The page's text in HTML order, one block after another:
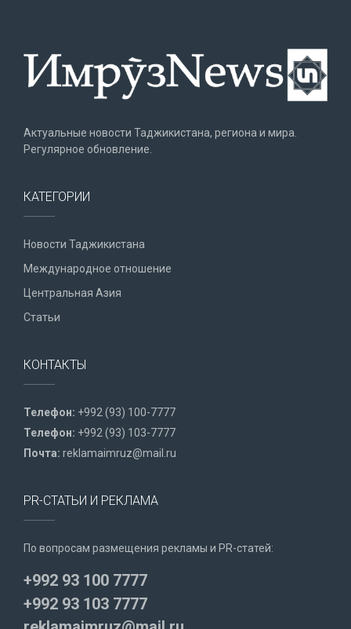
Актуальные новости Таджикистана, региона и мира.
Регулярное обновление.
КАТЕГОРИИ
Новости Таджикистана
Международное отношение
Центральная Азия
Статьи
КОНТАКТЫ
Телефон: +992 (93) 100-7777
Телефон: +992 (93) 103-7777
Почта: reklamaimruz@mail.ru
PR-СТАТЬИ И РЕКЛАМА
По вопросам размещения рекламы и PR-статей:
+992 93 100 7777
+992 93 103 7777